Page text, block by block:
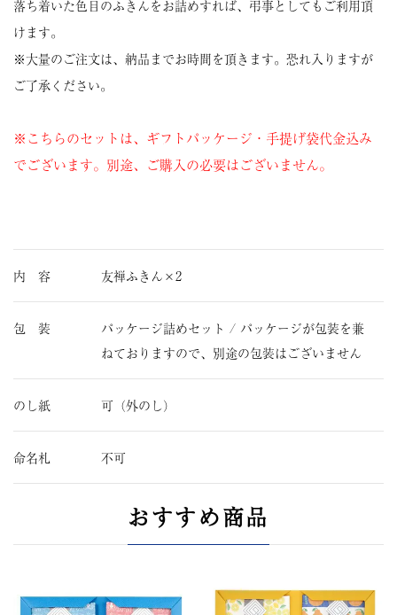
落ち着いた色目のふきんをお詰めすれば、弔事としてもご利用頂
けます。
※大量のご注文は、納品までお時間を頂きます。恐れ入りますが
ご了承ください。
※こちらのセットは、ギフトパッケージ・手提げ袋代金込み
でございます。別途、ご購入の必要はございません。
内 容 友禅ふきん×2
包 装
パッケージ詰めセット / パッケージが包装を兼
ねておりますので、別途の包装はございません
のし紙 可（外のし）
命名札 不可
おすすめ商品